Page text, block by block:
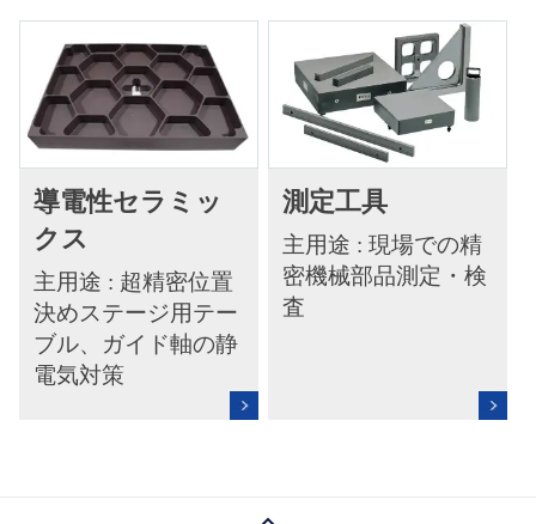
導電性セラミッ
クス
主用途 : 超精密位置
決めステージ用テー
ブル、ガイド軸の静
電気対策
測定工具
主用途 : 現場での精
密機械部品測定・検
査